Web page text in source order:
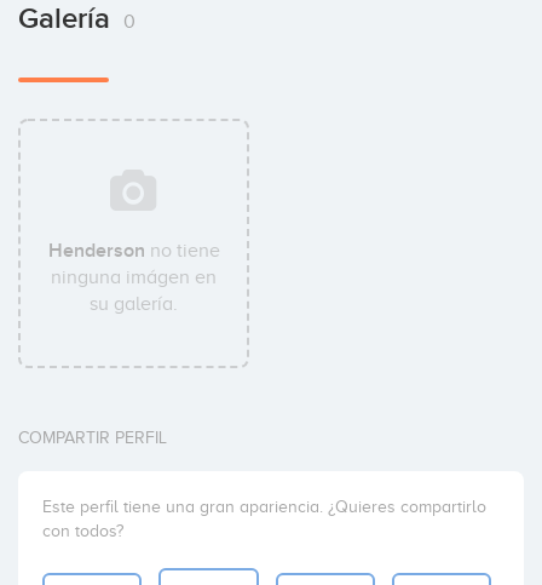
Galería 0
Henderson no tiene
ninguna imágen en
su galería.
COMPARTIR PERFIL
Este perfil tiene una gran apariencia. ¿Quieres compartirlo
con todos?